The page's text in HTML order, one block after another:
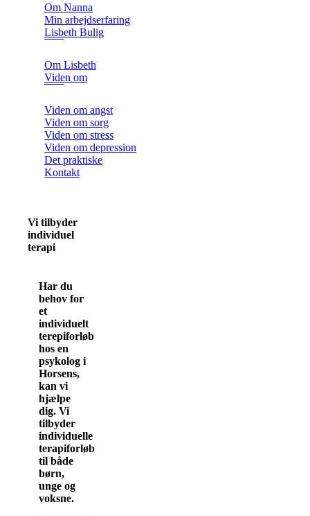
Om Nanna
Min arbejdserfaring
Lisbeth Bulig
Om Lisbeth
Viden om
Viden om angst
Viden om sorg
Viden om stress
Viden om depression
Det praktiske
Kontakt
Vi tilbyder
individuel
terapi
Har du
behov for
et
individuelt
terepiforløb
hos en
psykolog i
Horsens,
kan vi
hjælpe
dig. Vi
tilbyder
individuelle
terapiforløb
til både
børn,
unge og
voksne.